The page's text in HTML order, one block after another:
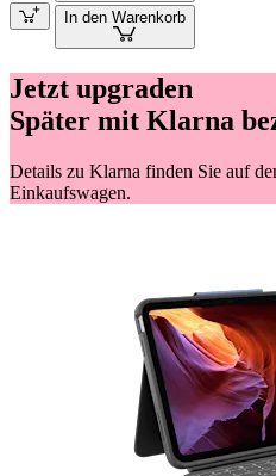
In den Warenkorb
Jetzt upgraden
Später mit Klarna
Details zu Klarna finden Sie auf
Einkaufswagen.